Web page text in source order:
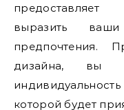
предоставляет
выразить
предпочтения.
дизайна, вы
которой будет